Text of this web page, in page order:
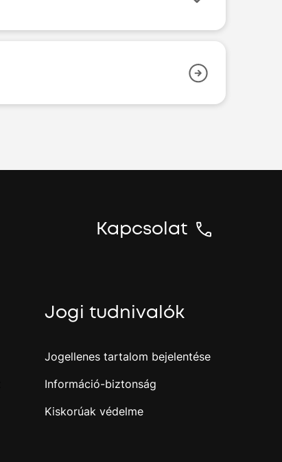
Kapcsolat
Jogi tudnivalók
Jogellenes tartalom bejelentése
Információ-biztonság
Kiskorúak védelme